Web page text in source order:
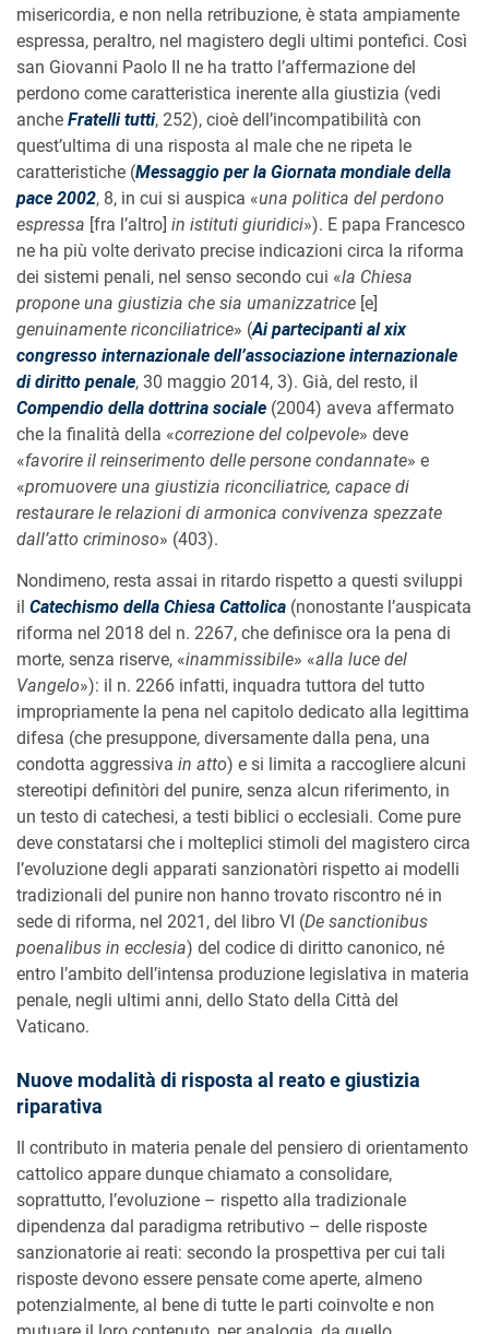
misericordia, e non nella retribuzione, è stata ampiamente
espressa, peraltro, nel magistero degli ultimi pontefici. Così
san Giovanni Paolo II ne ha tratto l’affermazione del
perdono come caratteristica inerente alla giustizia (vedi
anche Fratelli tutti, 252), cioè dell’incompatibilità con
quest’ultima di una risposta al male che ne ripeta le
caratteristiche (Messaggio per la Giornata mondiale della
pace 2002, 8, in cui si auspica «una politica del perdono
espressa [fra l’altro] in istituti giuridici»). E papa Francesco
ne ha più volte derivato precise indicazioni circa la riforma
dei sistemi penali, nel senso secondo cui «la Chiesa
propone una giustizia che sia umanizzatrice [e]
genuinamente riconciliatrice» (Ai partecipanti al xix
congresso internazionale dell’associazione internazionale
di diritto penale, 30 maggio 2014, 3). Già, del resto, il
Compendio della dottrina sociale (2004) aveva affermato
che la finalità della «correzione del colpevole» deve
«favorire il reinserimento delle persone condannate» e
«promuovere una giustizia riconciliatrice, capace di
restaurare le relazioni di armonica convivenza spezzate
dall’atto criminoso» (403).
Nondimeno, resta assai in ritardo rispetto a questi sviluppi
il Catechismo della Chiesa Cattolica (nonostante l’auspicata
riforma nel 2018 del n. 2267, che definisce ora la pena di
morte, senza riserve, «inammissibile» «alla luce del
Vangelo»): il n. 2266 infatti, inquadra tuttora del tutto
impropriamente la pena nel capitolo dedicato alla legittima
difesa (che presuppone, diversamente dalla pena, una
condotta aggressiva in atto) e si limita a raccogliere alcuni
stereotipi definitòri del punire, senza alcun riferimento, in
un testo di catechesi, a testi biblici o ecclesiali. Come pure
deve constatarsi che i molteplici stimoli del magistero circa
l’evoluzione degli apparati sanzionatòri rispetto ai modelli
tradizionali del punire non hanno trovato riscontro né in
sede di riforma, nel 2021, del libro VI (De sanctionibus
poenalibus in ecclesia) del codice di diritto canonico, né
entro l’ambito dell’intensa produzione legislativa in materia
penale, negli ultimi anni, dello Stato della Città del
Vaticano.
Nuove modalità di risposta al reato e giustizia
riparativa
Il contributo in materia penale del pensiero di orientamento
cattolico appare dunque chiamato a consolidare,
soprattutto, l’evoluzione – rispetto alla tradizionale
dipendenza dal paradigma retributivo – delle risposte
sanzionatorie ai reati: secondo la prospettiva per cui tali
risposte devono essere pensate come aperte, almeno
potenzialmente, al bene di tutte le parti coinvolte e non